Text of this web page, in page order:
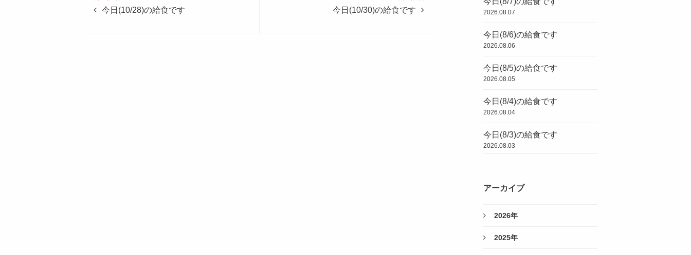
も 今日(10/28)の給食です 今日(10/30)の給食です 2026.08.07
今日(8/6)の給食です
2026.08.06
今日(8/5)の給食です
2026.08.05
今日(8/4)の給食です
2026.08.04
今日(8/3)の給食です
2026.08.03
アーカイブ
2026年
2025年